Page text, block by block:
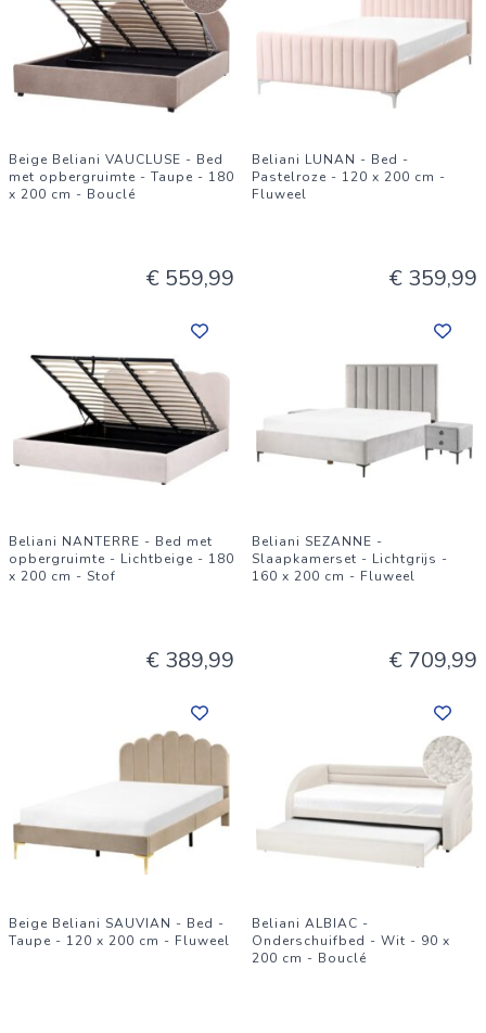
Beige Beliani VAUCLUSE - Bed
met opbergruimte - Taupe - 180
x 200 cm - Bouclé
€ 559,99
Beliani LUNAN - Bed -
Pastelroze - 120 x 200 cm -
Fluweel
€ 359,99
Beliani NANTERRE - Bed met
opbergruimte - Lichtbeige - 180
x 200 cm - Stof
€ 389,99
Beliani SEZANNE -
Slaapkamerset - Lichtgrijs -
160 x 200 cm - Fluweel
€ 709,99
Beige Beliani SAUVIAN - Bed -
Taupe - 120 x 200 cm - Fluweel
Beliani ALBIAC -
Onderschuifbed - Wit - 90 x
200 cm - Bouclé